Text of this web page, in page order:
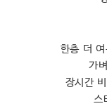
한층 더
가
장시간
스